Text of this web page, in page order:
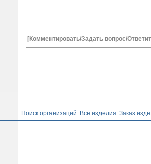
[Комментировать/Задать вопрос/
Поиск организаций Все изделия Заказ